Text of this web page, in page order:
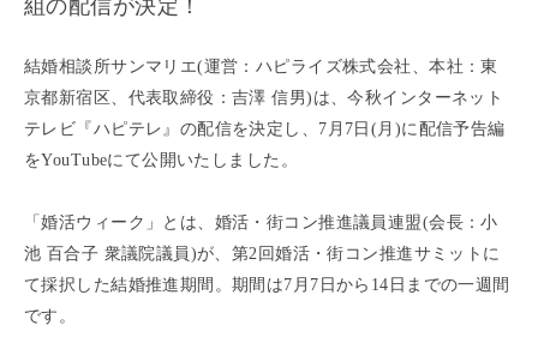
組の配信が決定！
結婚相談所サンマリエ(運営：ハピライズ株式会社、本社：東
京都新宿区、代表取締役：吉澤 信男)は、今秋インターネット
テレビ『ハピテレ』の配信を決定し、7月7日(月)に配信予告編
をYouTubeにて公開いたしました。
「婚活ウィーク」とは、婚活・街コン推進議員連盟(会長：小
池 百合子 衆議院議員)が、第2回婚活・街コン推進サミットに
て採択した結婚推進期間。期間は7月7日から14日までの一週間
です。